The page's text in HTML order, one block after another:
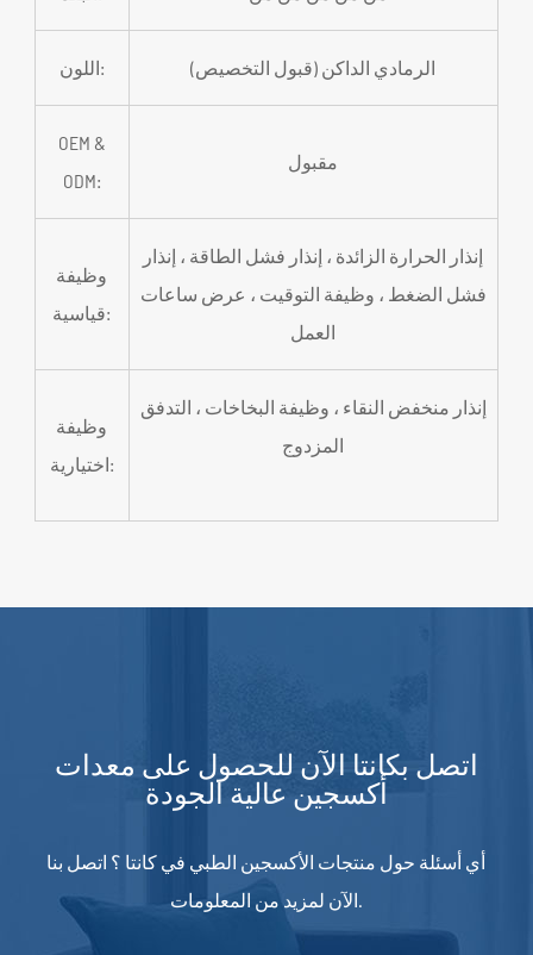
اللون: الرمادي الداكن (قبول التخصيص)
OEM &
ODM:
مقبول
وظيفة
قياسية:
إنذار الحرارة الزائدة ، إنذار فشل الطاقة ، إنذار
فشل الضغط ، وظيفة التوقيت ، عرض ساعات
العمل
وظيفة
اختيارية:
إنذار منخفض النقاء ، وظيفة البخاخات ، التدفق
المزدوج
اتصل بكانتا الآن للحصول على معدات
أكسجين عالية الجودة
أي أسئلة حول منتجات الأكسجين الطبي في كانتا ؟ اتصل بنا
الآن لمزيد من المعلومات.